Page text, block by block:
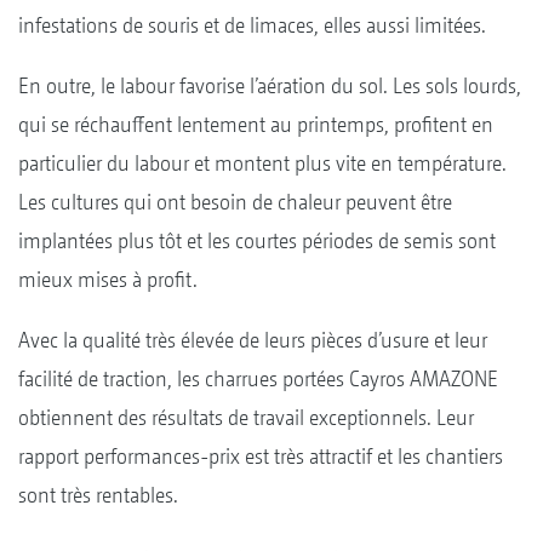
infestations de souris et de limaces, elles aussi limitées.
En outre, le labour favorise l’aération du sol. Les sols lourds,
qui se réchauffent lentement au printemps, profitent en
particulier du labour et montent plus vite en température.
Les cultures qui ont besoin de chaleur peuvent être
implantées plus tôt et les courtes périodes de semis sont
mieux mises à profit.
Avec la qualité très élevée de leurs pièces d’usure et leur
facilité de traction, les charrues portées Cayros AMAZONE
obtiennent des résultats de travail exceptionnels. Leur
rapport performances-prix est très attractif et les chantiers
sont très rentables.